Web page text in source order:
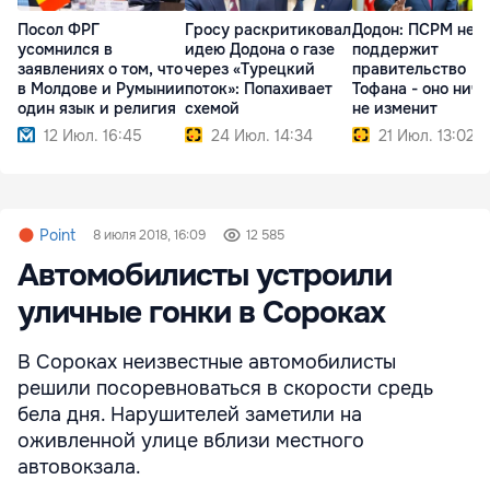
Посол ФРГ
усомнился в
заявлениях о том, что
в Молдове и Румынии
один язык и религия
12 Июл. 16:45
Гросу раскритиковал
идею Додона о газе
через «Турецкий
поток»: Попахивает
схемой
24 Июл. 14:34
Додон: ПСРМ не
поддержит
правительство
Тофана - оно
не изменит
21 Июл. 13:02
Point 8 июля 2018, 16:09 12 585
Автомобилисты устроили
уличные гонки в Сороках
В Сороках неизвестные автомобилисты
решили посоревноваться в скорости средь
бела дня. Нарушителей заметили на
оживленной улице вблизи местного
автовокзала.